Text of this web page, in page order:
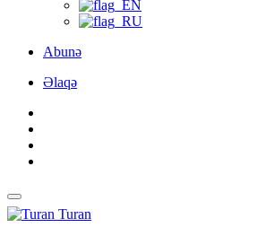
Abunə
Əlaqə
Turan